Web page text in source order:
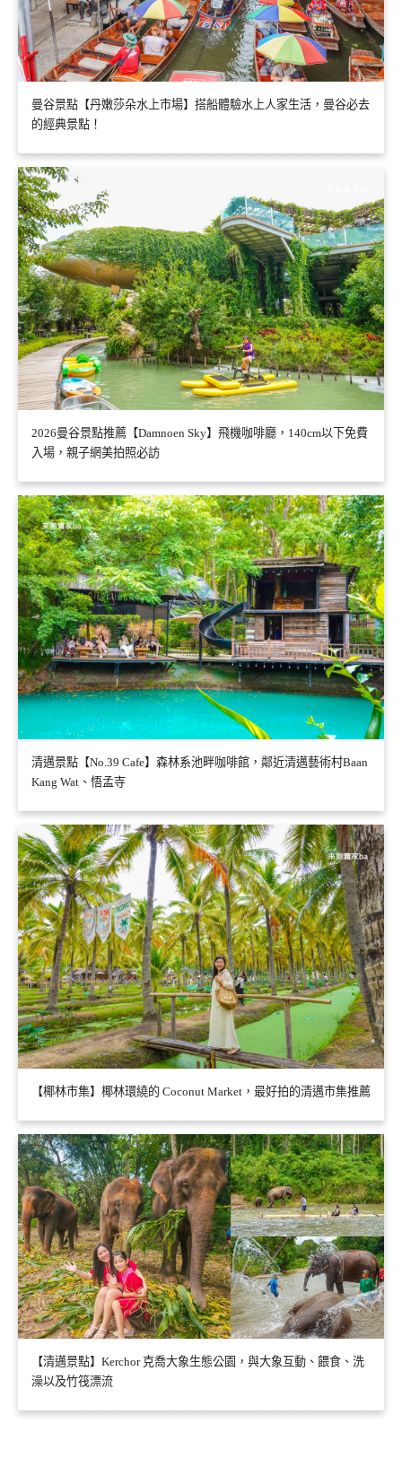
曼谷景點【丹嫩莎朵水上市場】搭船體驗水上人家生活，曼谷必去
的經典景點！
2026曼谷景點推薦【Damnoen Sky】飛機咖啡廳，140cm以下免費
入場，親子網美拍照必訪
清邁景點【No.39 Cafe】森林系池畔咖啡館，鄰近清邁藝術村Baan
Kang Wat、悟孟寺
【椰林市集】椰林環繞的 Coconut Market，最好拍的清邁市集推薦
【清邁景點】Kerchor 克喬大象生態公園，與大象互動、餵食、洗
澡以及竹筏漂流